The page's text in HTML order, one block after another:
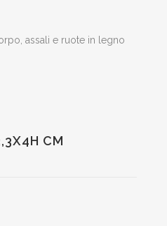
assali e ruote in legno
CM